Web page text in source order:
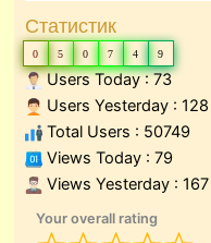
Статистик
0 5 0 7 4 9
Users Today : 73
Users Yesterday : 128
Total Users : 50749
Views Today : 79
Views Yesterday : 167
Your overall rating